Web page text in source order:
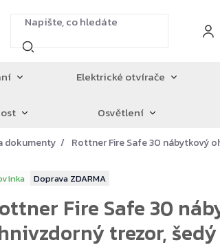
Elektrické otvírače
Osvětlení
dokumenty Rottner Fire Safe 30 nábytkový
ZDARMA
Fire Safe 30
trezor, šedý